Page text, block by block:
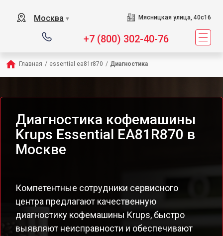
Москва ▼ Мясницкая улица, 40с16
+7 (800) 302-40-76
Главная / essential ea81r870 / Диагностика
Диагностика кофемашины
Krups Essential EA81R870 в
Москве
Компетентные сотрудники сервисного
центра предлагают качественную
диагностику кофемашины Krups, быстро
выявляют неисправности и обеспечивают